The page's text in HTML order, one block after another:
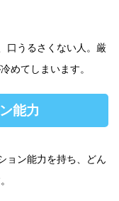
口うるさくない人。厳
めてしまいます。
能力
ョン能力を持ち、どん